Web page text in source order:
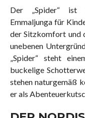
Der „Spider“ ist
Emmaljunga für
der Sitzkomfort und
unebenen
„Spider“ steht
buckelige
stehen naturgemäß
er als